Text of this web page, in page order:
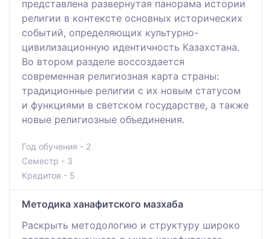
представлена развернутая панорама истории
религии в контексте основных исторических
событий, определяющих культурно-
цивилизационную идентичность Казахстана.
Во втором разделе воссоздается
современная религиозная карта страны:
традиционные религии с их новым статусом
и функциями в светском государстве, а также
новые религиозные объединения.
Год обучения - 2
Семестр - 3
Кредитов - 5
Методика ханафитского мазхаба
Раскрыть методологию и структуру широко